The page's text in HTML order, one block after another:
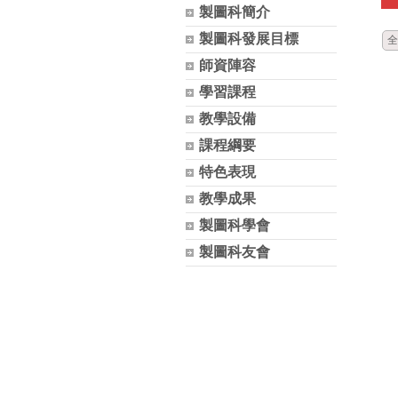
製圖科簡介
製圖科發展目標
師資陣容
學習課程
教學設備
課程綱要
特色表現
教學成果
製圖科學會
製圖科友會